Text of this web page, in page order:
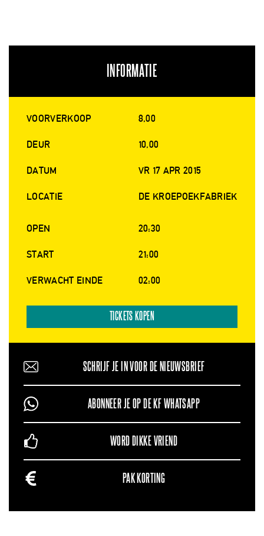
INFORMATIE
VOORVERKOOP 8,00
DEUR 10,00
DATUM VR 17 APR 2015
LOCATIE DE KROEPOEKFABRIEK
OPEN 20:30
START 21:00
VERWACHT EINDE 02:00
TICKETS KOPEN
SCHRIJF JE IN VOOR DE NIEUWSBRIEF
ABONNEER JE OP DE KF WHATSAPP
WORD DIKKE VRIEND
PAK KORTING